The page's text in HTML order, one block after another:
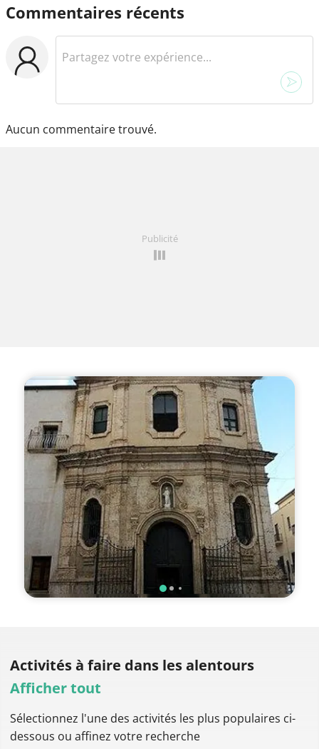
Commentaires récents
Aucun commentaire trouvé.
Publicité
Activités à faire dans les alentours
Afficher tout
Sélectionnez l'une des activités les plus populaires ci-
dessous ou affinez votre recherche